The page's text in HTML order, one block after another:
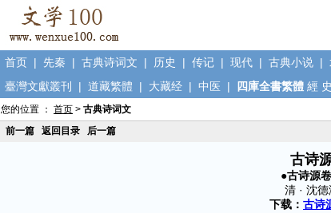
首页 | 先秦 | 古典诗词文 | 历史 | 传记 | 现代 | 古典小说 |
臺灣文獻叢刊
| 道藏繁體 | 大藏经 | 中医 | 四庫全書繁體 經 史
您的位置 ： 首页 > 古典诗词文
前一篇
返回目录 后一篇
古诗
●古诗源
清 · 沈德
下载： 古诗